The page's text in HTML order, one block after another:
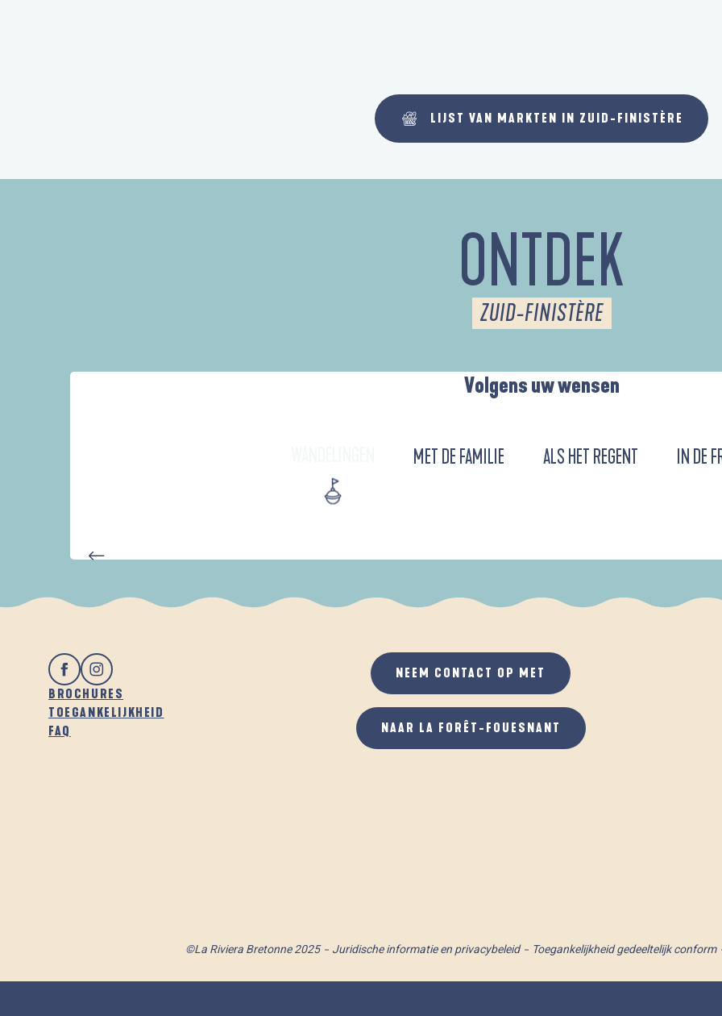
LIJST VAN MARKTEN IN ZUID-FINISTÈRE
ONTDEK
ZUID-FINISTÈRE
Volgens uw wensen
MET DE FAMILIE ALS HET REGENT IN DE
BROCHURES
TOEGANKELIJKHEID
FAQ
NEEM CONTACT OP MET
NAAR LA FORÊT-FOUESNANT
©La Riviera Bretonne 2025 Juridische informatie en privacybeleid Toegankelijkheid gedeeltelijk conform